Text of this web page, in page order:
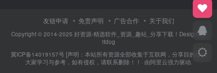
友链申请 免责声明 广告合作 关于我们
Copyright © 2014-2025 好资源-精选软件_资源_趣站_分享下载！Design By
itdog
冀ICP备14019157号[声明：本站所有资源全部收集于互联网，分享目的仅供
大家学习与参考，如有侵权，请联系删除！！· 由阿里云强力驱动.